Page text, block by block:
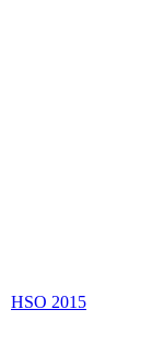
HSO 2015